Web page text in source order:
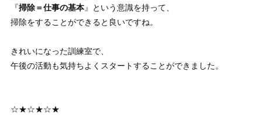
『掃除＝仕事の基本』という意識を持って、
掃除をすることができると良いですね。
きれいになった訓練室で、
午後の活動も気持ちよくスタートすることができました。
☆★☆★☆★